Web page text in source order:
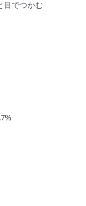
目でつかむ